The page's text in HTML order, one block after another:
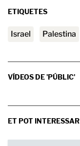
ETIQUETES
Israel Palestina
VÍDEOS DE 'PÚBLIC'
ET POT INTERESSAR